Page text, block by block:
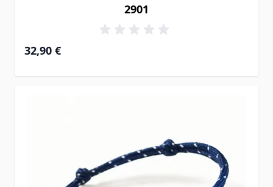
2901
32,90 €